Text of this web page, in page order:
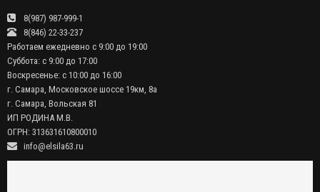
8(987) 987-999-1
8(846) 22-33-237
Работаем ежедневно с 9:00 до 19:00
Суббота: с 9:00 до 17:00
Воскресенье: с 10:00 до 16:00
г. Самара, Московское шоссе 19км, 8а
г. Самара, Вольская 81
ИП РОДИНА М.В.
ОГРН: 313631610800010
info@elsila63.ru